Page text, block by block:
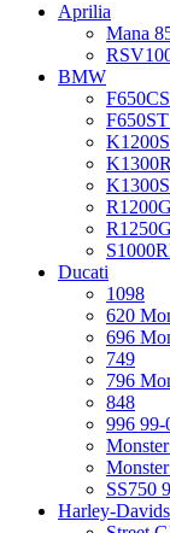
Aprilia
Mana
BMW
Ducati
1098
620
696
749
796
848
996 99-
SS750
Harley-